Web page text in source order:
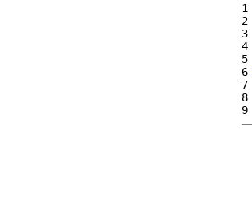
1
2
3
4
5
6
7
8
9